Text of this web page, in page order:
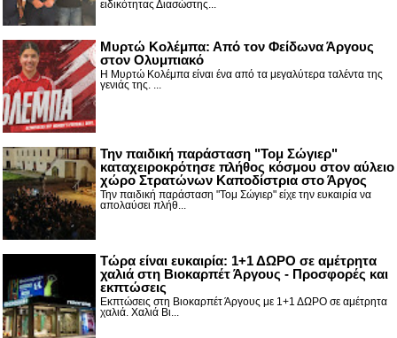
ειδικότητας Διασώστης...
Μυρτώ Κολέμπα: Από τον Φείδωνα Άργους
στον Ολυμπιακό
Η Μυρτώ Κολέμπα είναι ένα από τα μεγαλύτερα ταλέντα της
γενιάς της. ...
Την παιδική παράσταση "Τομ Σώγιερ"
καταχειροκρότησε πλήθος κόσμου στον αύλειο
χώρο Στρατώνων Καποδίστρια στο Άργος
Την παιδική παράσταση "Τομ Σώγιερ" είχε την ευκαιρία να
απολαύσει πλήθ...
Τώρα είναι ευκαιρία: 1+1 ΔΩΡΟ σε αμέτρητα
χαλιά στη Βιοκαρπέτ Άργους - Προσφορές και
εκπτώσεις
Εκπτώσεις στη Βιοκαρπέτ Άργους με 1+1 ΔΩΡΟ σε αμέτρητα
χαλιά. Χαλιά Βι...